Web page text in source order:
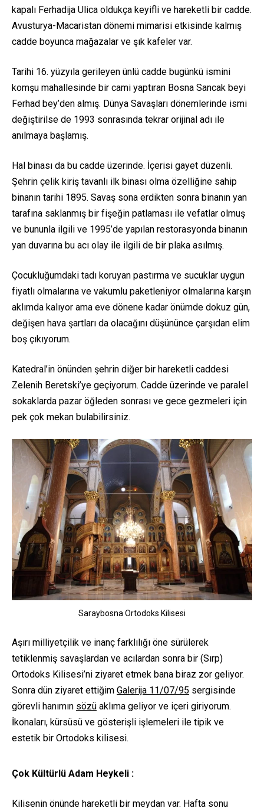
kapalı Ferhadija Ulica oldukça keyifli ve hareketli bir cadde.
Avusturya-Macaristan dönemi mimarisi etkisinde kalmış
cadde boyunca mağazalar ve şık kafeler var.
Tarihi 16. yüzyıla gerileyen ünlü cadde bugünkü ismini
komşu mahallesinde bir cami yaptıran Bosna Sancak beyi
Ferhad bey’den almış. Dünya Savaşları dönemlerinde ismi
değiştirilse de 1993 sonrasında tekrar orijinal adı ile
anılmaya başlamış.
Hal binası da bu cadde üzerinde. İçerisi gayet düzenli.
Şehrin çelik kiriş tavanlı ilk binası olma özelliğine sahip
binanın tarihi 1895. Savaş sona erdikten sonra binanın yan
tarafına saklanmış bir fişeğin patlaması ile vefatlar olmuş
ve bununla ilgili ve 1995’de yapılan restorasyonda binanın
yan duvarına bu acı olay ile ilgili de bir plaka asılmış.
Çocukluğumdaki tadı koruyan pastırma ve sucuklar uygun
fiyatlı olmalarına ve vakumlu paketleniyor olmalarına karşın
aklımda kalıyor ama eve dönene kadar önümde dokuz gün,
değişen hava şartları da olacağını düşününce çarşıdan elim
boş çıkıyorum.
Katedral’in önünden şehrin diğer bir hareketli caddesi
Zelenih Beretski’ye geçiyorum. Cadde üzerinde ve paralel
sokaklarda pazar öğleden sonrası ve gece gezmeleri için
pek çok mekan bulabilirsiniz.
Saraybosna Ortodoks Kilisesi
Aşırı milliyetçilik ve inanç farklılığı öne sürülerek
tetiklenmiş savaşlardan ve acılardan sonra bir (Sırp)
Ortodoks Kilisesi’ni ziyaret etmek bana biraz zor geliyor.
Sonra dün ziyaret ettiğim Galerija 11/07/95 sergisinde
görevli hanımın sözü aklıma geliyor ve içeri giriyorum.
İkonaları, kürsüsü ve gösterişli işlemeleri ile tipik ve
estetik bir Ortodoks kilisesi.
Çok Kültürlü Adam Heykeli :
Kilisenin önünde hareketli bir meydan var. Hafta sonu